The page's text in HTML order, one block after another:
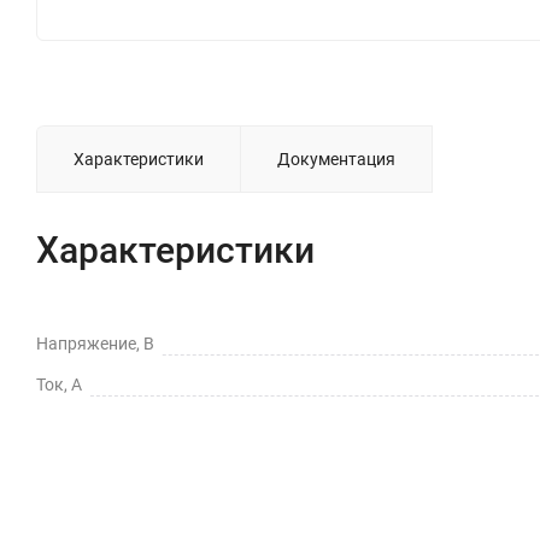
Характеристики Документация
Характеристики
Напряжение, В
Ток, А